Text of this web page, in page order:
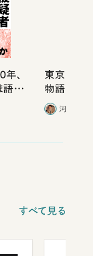
、
り
東京は都
物語」に
河野有
すべて見る